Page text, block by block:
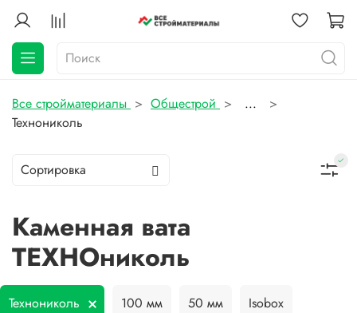
Все стройматериалы Общестрой
...
Технониколь
Каменная вата
ТЕХНОниколь
Технониколь 100 мм 50 мм
Isobox